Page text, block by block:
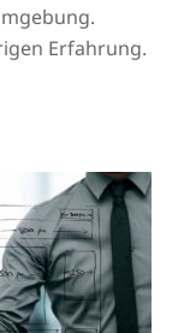
Erfahrung.